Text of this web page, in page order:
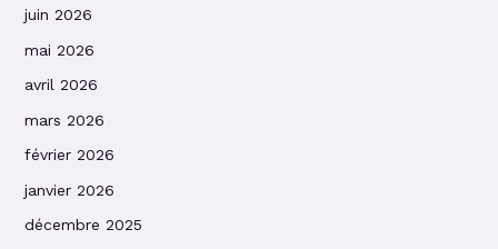
juin 2026
mai 2026
avril 2026
mars 2026
février 2026
janvier 2026
décembre 2025